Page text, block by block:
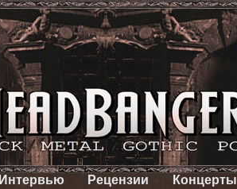
Интервью Рецензии Концерты